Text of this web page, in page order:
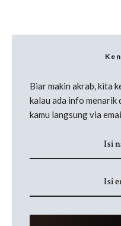
Biar makin akrab, kita
kalau ada info menarik
kamu langsung via